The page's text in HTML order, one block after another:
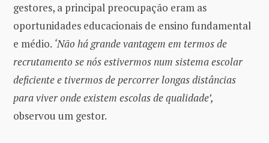
gestores, a principal preocupação eram as
oportunidades educacionais de ensino fundamental
e médio. ‘Não há grande vantagem em termos de
recrutamento se nós estivermos num sistema escolar
deficiente e tivermos de percorrer longas distâncias
para viver onde existem escolas de qualidade’,
observou um gestor.